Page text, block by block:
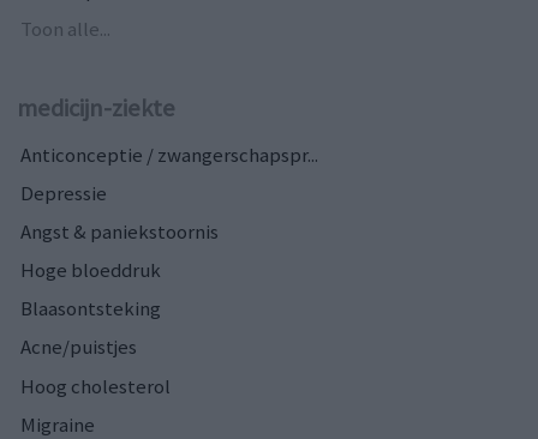
Toon alle...
medicijn-ziekte
Anticonceptie / zwangerschapspr...
Depressie
Angst & paniekstoornis
Hoge bloeddruk
Blaasontsteking
Acne/puistjes
Hoog cholesterol
Migraine